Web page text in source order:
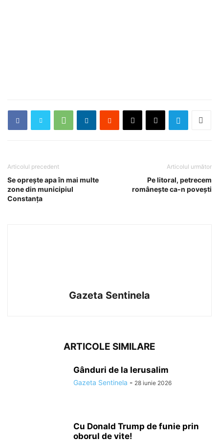
Articolul precedent
Se oprește apa în mai multe
zone din municipiul
Constanța
Articolul următor
Pe litoral, petrecem
românește ca-n povești
Gazeta Sentinela
ARTICOLE SIMILARE
Gânduri de la Ierusalim
Gazeta Sentinela - 28 iunie 2026
Cu Donald Trump de funie prin
oborul de vite!